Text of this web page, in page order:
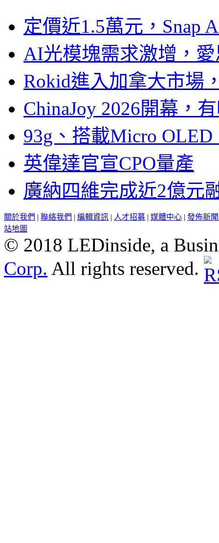
定價近1.5萬元，Snap
AI光模塊需求激增，
Rokid進入加拿大市場
ChinaJoy 2026開幕，
93g、搭載Micro
英偉達官宣CPO量產
廣納四維完成近2億元
關於我們 | 聯絡我們 | 編輯資訊 | 人才招募 | 媒體中心 | 發佈新
站地圖
© 2018 LEDinside, a
Corp. All rights reserved.